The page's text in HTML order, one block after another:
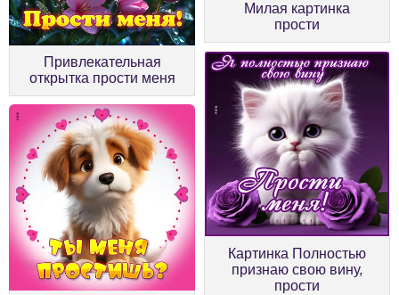
Привлекательная
открытка прости меня
Милая картинка
прости
Картинка Полностью
признаю свою вину,
прости